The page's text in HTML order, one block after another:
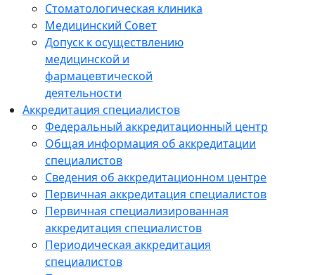
Стоматологическая клиника
Медицинский Совет
Допуск к осуществлению
медицинской и
фармацевтической
деятельности
Аккредитация специалистов
Федеральный аккредитационный центр
Общая информация об аккредитации
специалистов
Сведения об аккредитационном центре
Первичная аккредитация специалистов
Первичная специализированная
аккредитация специалистов
Периодическая аккредитация
специалистов